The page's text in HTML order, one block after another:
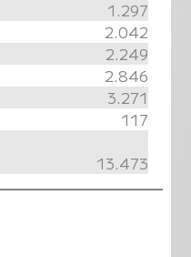
1.297
2.042
2.249
2.846
3.271
117
13.473